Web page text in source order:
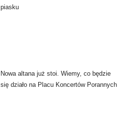
piasku
Nowa altana już stoi. Wiemy, co będzie
się działo na Placu Koncertów Porannych